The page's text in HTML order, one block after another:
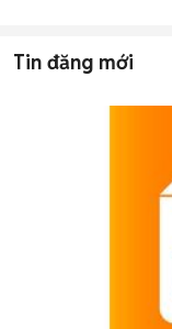
Tin đăng mới